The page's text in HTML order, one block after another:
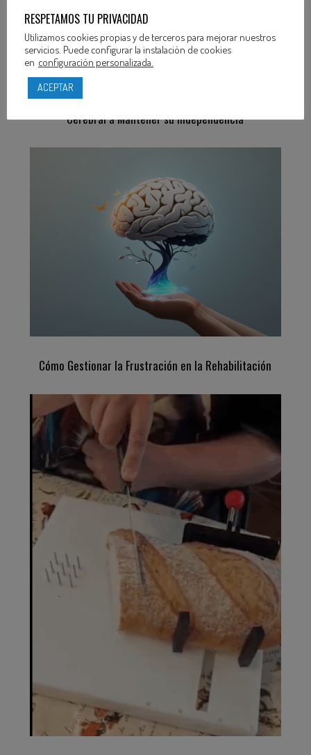
5 Estrategias para Ayudar a un Familiar con Daño
Cerebral a Mantener su Independencia
Cómo Gestionar la Frustración en la Rehabilitación
RESPETAMOS TU PRIVACIDAD
Utilizamos cookies propias y de terceros para mejorar nuestros
servicios. Puede configurar la instalación de cookies
en configuración personalizada.
ACEPTAR